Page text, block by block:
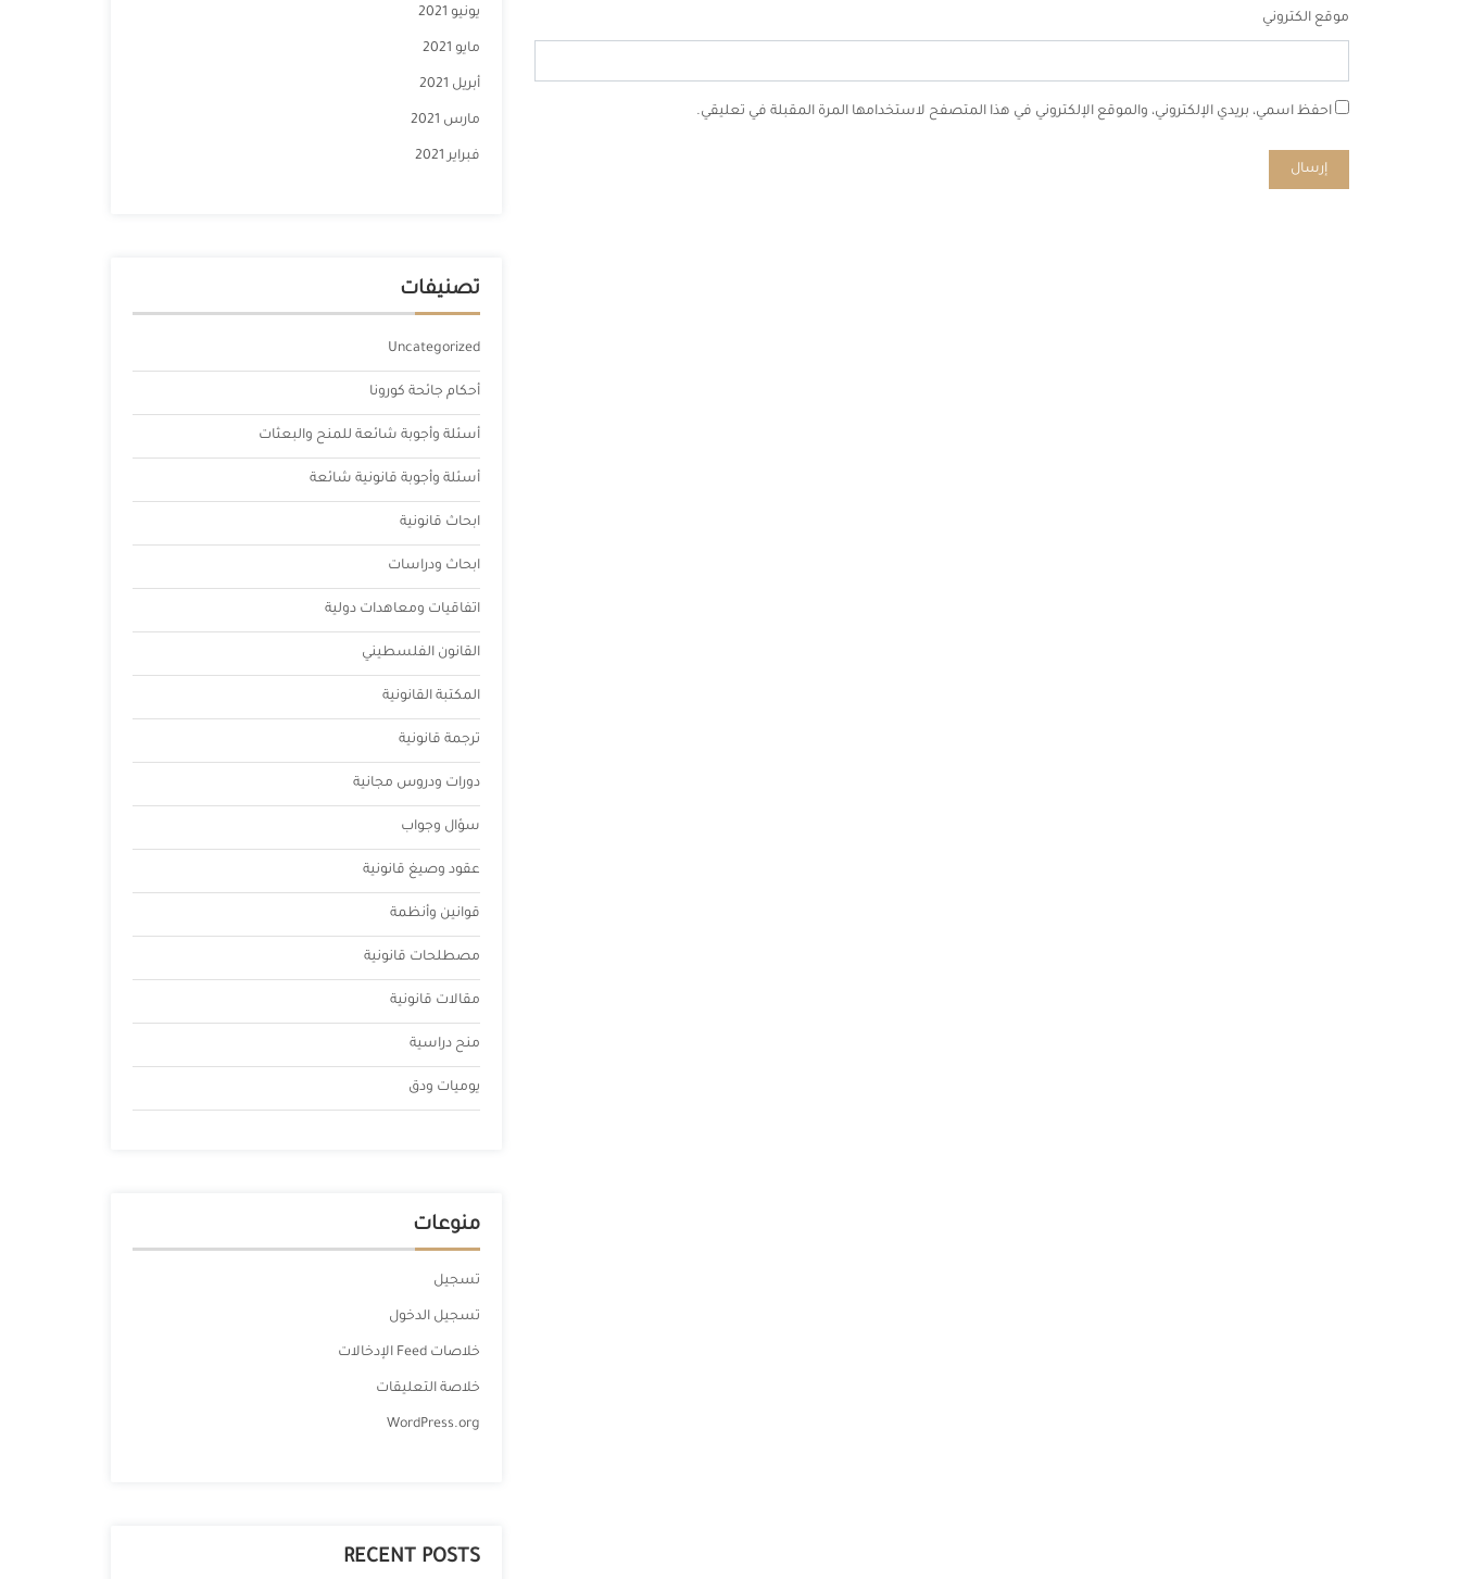
موقع الكتروني
احفظ اسمي، بريدي الإلكتروني، والموقع الإلكتروني في هذا المتصفح لاستخدامها المرة المقبلة في تعليقي.
يونيو 2021
مايو 2021
أبريل 2021
مارس 2021
فبراير 2021
تصنيفات
Uncategorized
أحكام جائحة كورونا
أسئلة وأجوبة شائعة للمنح والبعثات
أسئلة وأجوبة قانونية شائعة
ابحاث قانونية
ابحاث ودراسات
اتفاقيات ومعاهدات دولية
القانون الفلسطيني
المكتبة القانونية
ترجمة قانونية
دورات ودروس مجانية
سؤال وجواب
عقود وصيغ قانونية
قوانين وأنظمة
مصطلحات قانونية
مقالات قانونية
منح دراسية
يوميات ودق
منوعات
تسجيل
تسجيل الدخول
خلاصات Feed الإدخالات
خلاصة التعليقات
WordPress.org
RECENT POSTS